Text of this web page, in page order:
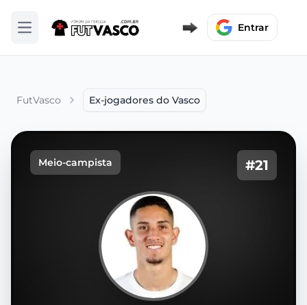
Abrir menu Entrar
FutVasco Ex-jogadores do Vasco
Meio-campista #21